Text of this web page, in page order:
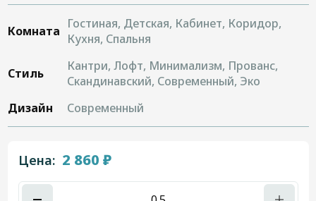
Комната Гостиная, Детская, Кабинет, Коридор,
Кухня, Спальня
Стиль
Кантри, Лофт, Минимализм, Прованс,
Скандинавский, Современный, Эко
Дизайн
Современный
Цена: 2 860 ₽